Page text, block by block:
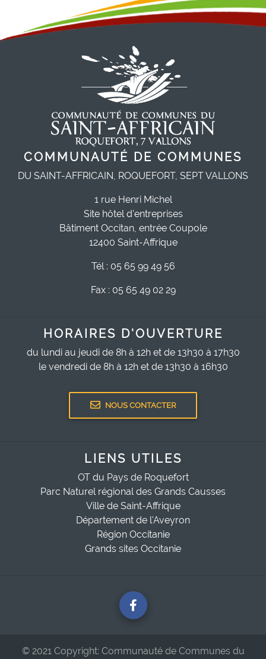
COMMUNAUTÉ DE COMMUNES
DU SAINT-AFFRICAIN, ROQUEFORT, SEPT VALLONS
1 rue Henri Michel
Site hôtel d'entreprises
Bâtiment Occitan, entrée Coupole
12400 Saint-Affrique
Tél : 05 65 99 49 56
Fax : 05 65 49 02 29
HORAIRES D'OUVERTURE
du lundi au jeudi de 8h à 12h et de 13h30 à 17h30
le vendredi de 8h à 12h et de 13h30 à 16h30
NOUS CONTACTER
LIENS UTILES
OT du Pays de Roquefort
Parc Naturel régional des Grands Causses
Ville de Saint-Affrique
Département de l'Aveyron
Région Occitanie
Grands sites Occitanie
© 2021 Copyright: Communauté de Communes du